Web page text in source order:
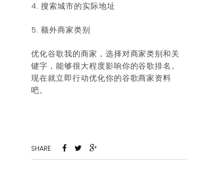
4. 搜索城市的实际地址
5. 额外商家类别
优化谷歌我的商家，选择对商家类别和关
键字，能够很大程度影响你的谷歌排名。
现在就立即行动优化你的谷歌商家资料
吧。
SHARE